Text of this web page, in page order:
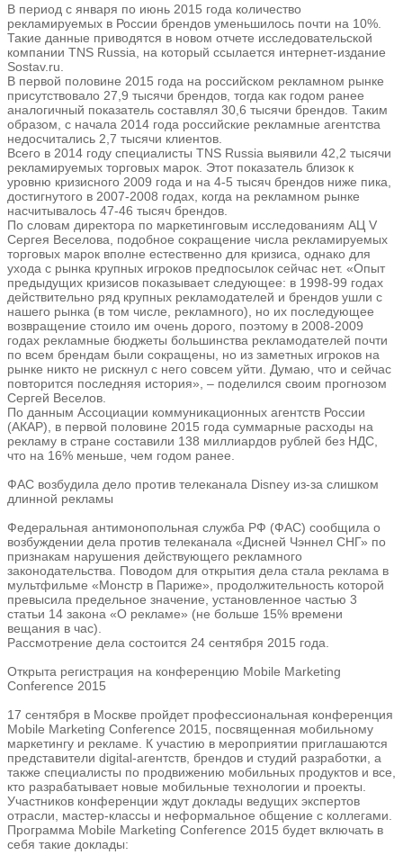
В период с января по июнь 2015 года количество
рекламируемых в России брендов уменьшилось почти на 10%.
Такие данные приводятся в новом отчете исследовательской
компании TNS Russia, на который ссылается интернет-издание
Sostav.ru.
В первой половине 2015 года на российском рекламном рынке
присутствовало 27,9 тысячи брендов, тогда как годом ранее
аналогичный показатель составлял 30,6 тысячи брендов. Таким
образом, с начала 2014 года российские рекламные агентства
недосчитались 2,7 тысячи клиентов.
Всего в 2014 году специалисты TNS Russia выявили 42,2 тысячи
рекламируемых торговых марок. Этот показатель близок к
уровню кризисного 2009 года и на 4-5 тысяч брендов ниже пика,
достигнутого в 2007-2008 годах, когда на рекламном рынке
насчитывалось 47-46 тысяч брендов.
По словам директора по маркетинговым исследованиям АЦ V
Сергея Веселова, подобное сокращение числа рекламируемых
торговых марок вполне естественно для кризиса, однако для
ухода с рынка крупных игроков предпосылок сейчас нет. «Опыт
предыдущих кризисов показывает следующее: в 1998-99 годах
действительно ряд крупных рекламодателей и брендов ушли с
нашего рынка (в том числе, рекламного), но их последующее
возвращение стоило им очень дорого, поэтому в 2008-2009
годах рекламные бюджеты большинства рекламодателей почти
по всем брендам были сокращены, но из заметных игроков на
рынке никто не рискнул с него совсем уйти. Думаю, что и сейчас
повторится последняя история», – поделился своим прогнозом
Сергей Веселов.
По данным Ассоциации коммуникационных агентств России
(АКАР), в первой половине 2015 года суммарные расходы на
рекламу в стране составили 138 миллиардов рублей без НДС,
что на 16% меньше, чем годом ранее.
ФАС возбудила дело против телеканала Disney из-за слишком
длинной рекламы
Федеральная антимонопольная служба РФ (ФАС) сообщила о
возбуждении дела против телеканала «Дисней Чэннел СНГ» по
признакам нарушения действующего рекламного
законодательства. Поводом для открытия дела стала реклама в
мультфильме «Монстр в Париже», продолжительность которой
превысила предельное значение, установленное частью 3
статьи 14 закона «О рекламе» (не больше 15% времени
вещания в час).
Рассмотрение дела состоится 24 сентября 2015 года.
Открыта регистрация на конференцию Mobile Marketing
Conference 2015
17 сентября в Москве пройдет профессиональная конференция
Mobile Marketing Conference 2015, посвященная мобильному
маркетингу и рекламе. К участию в мероприятии приглашаются
представители digital-агентств, брендов и студий разработки, а
также специалисты по продвижению мобильных продуктов и все,
кто разрабатывает новые мобильные технологии и проекты.
Участников конференции ждут доклады ведущих экспертов
отрасли, мастер-классы и неформальное общение с коллегами.
Программа Mobile Marketing Conference 2015 будет включать в
себя такие доклады: